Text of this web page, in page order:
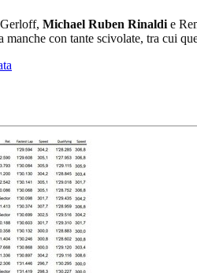
Michael Ruben Rinaldi e
con tante scivolate, tra cui